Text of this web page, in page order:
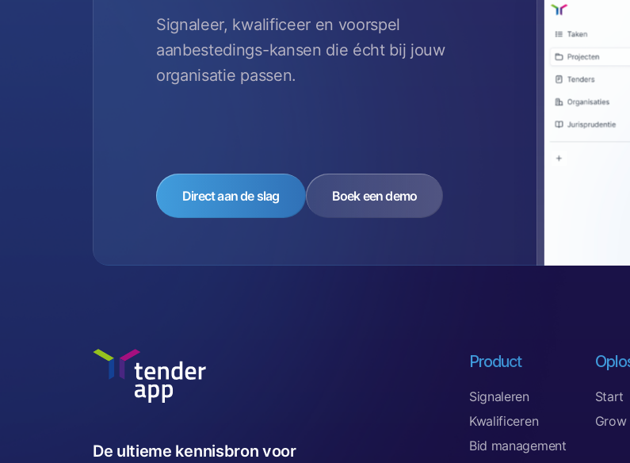
Signaleer, kwalificeer en voorspel
aanbestedings-kansen die écht bij jouw
organisatie passen.
Direct aan de slag Boek een demo
De ultieme kennisbron voor
Product
Signaleren
Kwalificeren
Bid management
Start
Grow